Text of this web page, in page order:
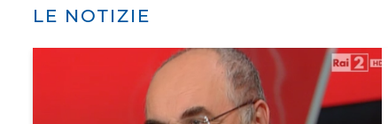
LE NOTIZIE